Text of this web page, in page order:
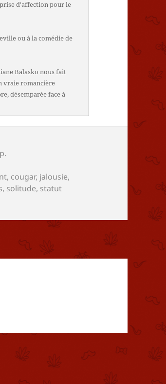
d'affection pour le
ou à la comédie de
Balasko nous fait
vraie romancière
désemparée face à
, cougar, jalousie,
, solitude, statut